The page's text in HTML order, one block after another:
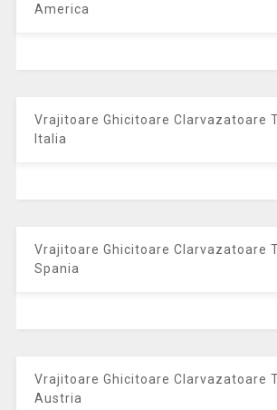
America
Vrajitoare Ghicitoare Clarvazatoare
Italia
Vrajitoare Ghicitoare Clarvazatoare
Spania
Vrajitoare Ghicitoare Clarvazatoare
Austria